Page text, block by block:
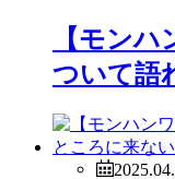
【モン
ついて語